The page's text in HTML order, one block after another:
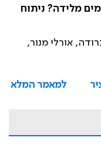
מלידה? ניתוח
אורלי מנור,
למאמר המלא